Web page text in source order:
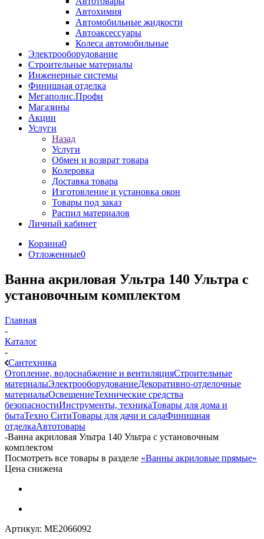
Автохимия
Автомобильные жидкости
Автоаксессуары
Колеса автомобильные
Электрооборудование
Строительные материалы
Инженерные системы
Финишная отделка
Мегаполис.Профи
Магазины
Акции
Услуги
Назад
Услуги
Обмен и возврат товара
Колеровка
Доставка товара
Изготовление и установка окон
Товары под заказ
Распил материалов
Личный кабинет
Корзина0
Отложенные0
Ванна акриловая Ультра 140 Ультра с
установочным комплектом
Главная
-
Каталог
-
Сантехника
Отопление, водоснабжение и вентиляцияСтроительные
материалыЭлектрооборудованиеДекоративно-отделочные
материалыОсвещениеТехнические средства
безопасностиИнструменты, техникаТовары для дома и
бытаТехно СитиТовары для дачи и садаФинишная
отделкаАвтотовары
-Ванна акриловая Ультра 140 Ультра с установочным
комплектом
Посмотреть все товары в разделе «Ванны акриловые прямые»
Цена снижена
Артикул: МЕ2066092